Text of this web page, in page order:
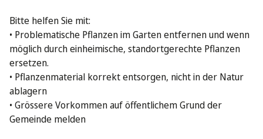
Bitte helfen Sie mit:
• Problematische Pflanzen im Garten entfernen und wenn
möglich durch einheimische, standortgerechte Pflanzen
ersetzen.
• Pflanzenmaterial korrekt entsorgen, nicht in der Natur
ablagern
• Grössere Vorkommen auf öffentlichem Grund der
Gemeinde melden